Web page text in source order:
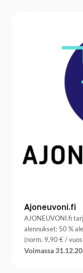
Ajoneuvoni.fi
AJONEUVONI.fi
alennukset: 50 %
(norm. 9,90 € /
Voimassa